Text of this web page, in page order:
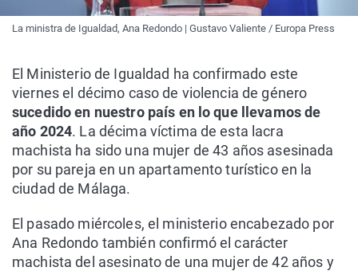
La ministra de Igualdad, Ana Redondo | Gustavo Valiente / Europa Press
El Ministerio de Igualdad ha confirmado este
viernes el décimo caso de violencia de género
sucedido en nuestro país en lo que llevamos de
año 2024. La décima víctima de esta lacra
machista ha sido una mujer de 43 años asesinada
por su pareja en un apartamento turístico en la
ciudad de Málaga.
El pasado miércoles, el ministerio encabezado por
Ana Redondo también confirmó el carácter
machista del asesinato de una mujer de 42 años y